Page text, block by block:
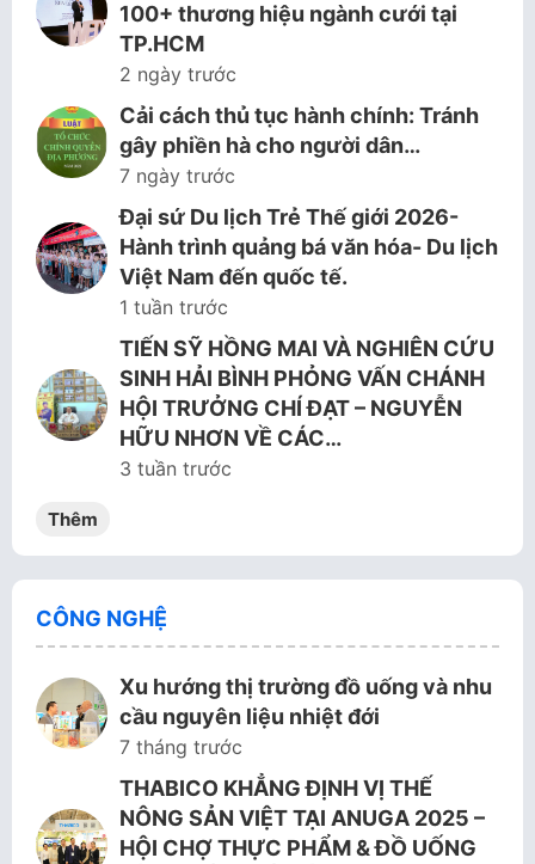
100+ thương hiệu ngành cưới tại
TP.HCM
2 ngày trước
Cải cách thủ tục hành chính: Tránh
gây phiền hà cho người dân…
7 ngày trước
Đại sứ Du lịch Trẻ Thế giới 2026-
Hành trình quảng bá văn hóa- Du lịch
Việt Nam đến quốc tế.
1 tuần trước
TIẾN SỸ HỒNG MAI VÀ NGHIÊN CỨU
SINH HẢI BÌNH PHỎNG VẤN CHÁNH
HỘI TRƯỞNG CHÍ ĐẠT – NGUYỄN
HỮU NHƠN VỀ CÁC…
3 tuần trước
Thêm
CÔNG NGHỆ
Xu hướng thị trường đồ uống và nhu
cầu nguyên liệu nhiệt đới
7 tháng trước
THABICO KHẲNG ĐỊNH VỊ THẾ
NÔNG SẢN VIỆT TẠI ANUGA 2025 –
HỘI CHỢ THỰC PHẨM & ĐỒ UỐNG